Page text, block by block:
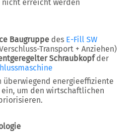
nicht erreicht werden
Baugruppe des E-Fill SW
Transport + Anziehen)
Schraubkopfder
überwiegend energieeffiziente
ein, um den wirtschaftlichen